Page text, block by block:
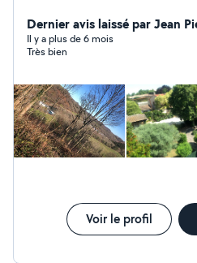
Dernier avis laissé par Jean
Il y a plus de 6 mois
Très bien
Voir le profil